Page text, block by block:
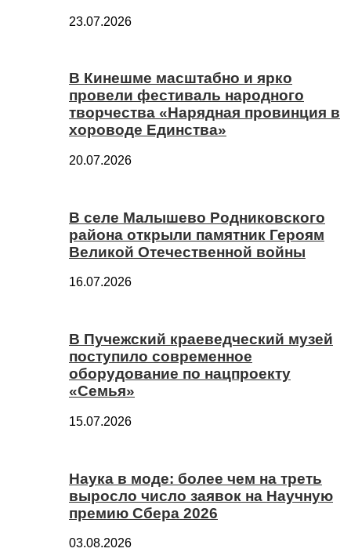
23.07.2026
В Кинешме масштабно и ярко
провели фестиваль народного
творчества «Нарядная провинция в
хороводе Единства»
20.07.2026
В селе Малышево Родниковского
района открыли памятник Героям
Великой Отечественной войны
16.07.2026
В Пучежский краеведческий музей
поступило современное
оборудование по нацпроекту
«Семья»
15.07.2026
Наука в моде: более чем на треть
выросло число заявок на Научную
премию Сбера 2026
03.08.2026